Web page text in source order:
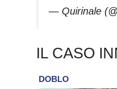
— Quirinale
IL CASO